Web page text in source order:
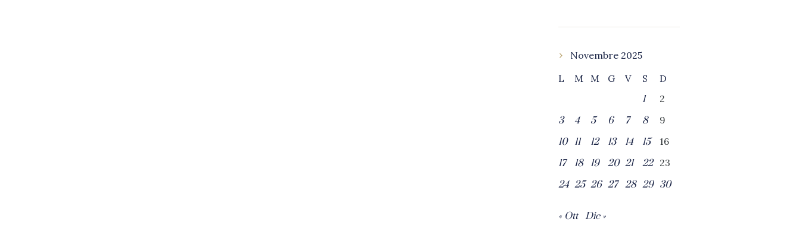
Novembre 2025
L
M M G V S
D
1
2
3
4 5 6 7 8
9
10
11 12 13 14 15
16
17
18 19 20 21 22
23
24 25 26 27 28 29 30
« Ott Dic »